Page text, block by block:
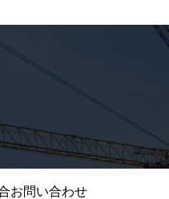
お問い合わせ